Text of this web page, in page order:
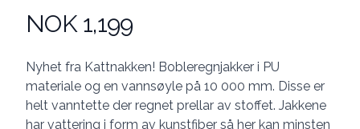
Produktdetaljer
NOK 1,199
Description
Nyhet fra Kattnakken! Bobleregnjakker i PU
materiale og en vannsøyle på 10 000 mm. Disse er
helt vanntette der regnet prellar av stoffet. Jakkene
har vattering i form av kunstfiber så her kan minsten